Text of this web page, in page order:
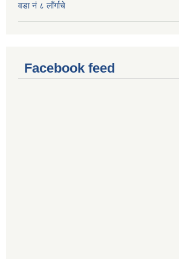
वडा नं ८ लाँर्गाचे
Facebook feed